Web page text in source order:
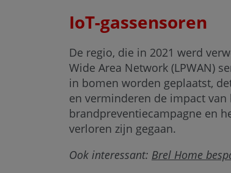
IoT-gassensoren
De regio, die in 2021 werd
Wide Area Network (LPWAN)
in bomen worden geplaatst,
en verminderen de impact
brandpreventiecampagne en
verloren zijn gegaan.
Ook interessant: Brel Home